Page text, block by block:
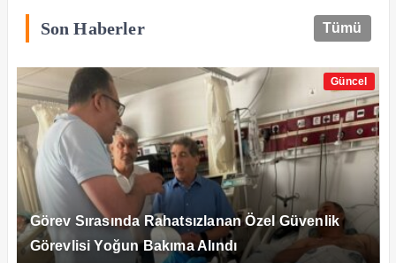
Son Haberler Tümü
Güncel
Görev Sırasında Rahatsızlanan Özel Güvenlik
Görevlisi Yoğun Bakıma Alındı